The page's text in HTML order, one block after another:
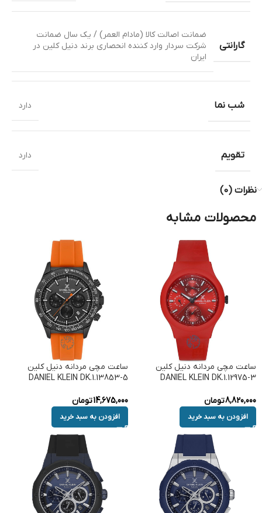
گارانتی
ضمانت اصالت کالا (مادام العمر) / یک سال ضمانت
شرکت سردار وارد کننده انحصاری برند دنیل کلین در
ایران
شب نما دارد
تقویم دارد
نظرات (0)
محصولات مشابه
ساعت مچی مردانه دنیل کلین
DANIEL KLEIN DK.1.12975-3
8,820,000تومان
افزودن به سبد خرید
ساعت مچی مردانه دنیل کلین
DANIEL KLEIN DK.1.13853-5
14,675,000تومان
افزودن به سبد خرید